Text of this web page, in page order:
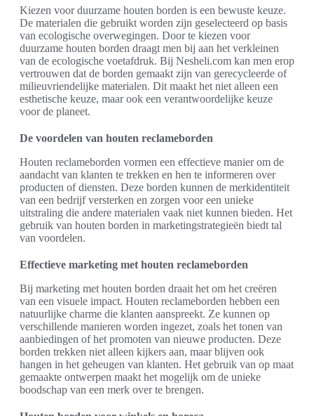
Kiezen voor duurzame houten borden is een bewuste keuze.
De materialen die gebruikt worden zijn geselecteerd op basis
van ecologische overwegingen. Door te kiezen voor
duurzame houten borden draagt men bij aan het verkleinen
van de ecologische voetafdruk. Bij Nesheli.com kan men erop
vertrouwen dat de borden gemaakt zijn van gerecycleerde of
milieuvriendelijke materialen. Dit maakt het niet alleen een
esthetische keuze, maar ook een verantwoordelijke keuze
voor de planeet.
De voordelen van houten reclameborden
Houten reclameborden vormen een effectieve manier om de
aandacht van klanten te trekken en hen te informeren over
producten of diensten. Deze borden kunnen de merkidentiteit
van een bedrijf versterken en zorgen voor een unieke
uitstraling die andere materialen vaak niet kunnen bieden. Het
gebruik van houten borden in marketingstrategieën biedt tal
van voordelen.
Effectieve marketing met houten reclameborden
Bij marketing met houten borden draait het om het creëren
van een visuele impact. Houten reclameborden hebben een
natuurlijke charme die klanten aanspreekt. Ze kunnen op
verschillende manieren worden ingezet, zoals het tonen van
aanbiedingen of het promoten van nieuwe producten. Deze
borden trekken niet alleen kijkers aan, maar blijven ook
hangen in het geheugen van klanten. Het gebruik van op maat
gemaakte ontwerpen maakt het mogelijk om de unieke
boodschap van een merk over te brengen.